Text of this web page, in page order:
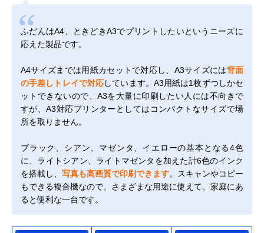
ふだんはA4、ときどきA3でプリントしたいというニーズに
応えた製品です。
A4サイズまでは用紙カセットで対応し、A3サイズには背面
の手差しトレイで対応しています。A3用紙は1枚ずつしかセ
ットできないので、A3を大量に印刷したい人には不向きで
すが、A3対応プリンターとしてはコンパクトなサイズで場
所を取りません。
ブラック、シアン、マゼンタ、イエローの基本となる4色
に、ライトシアン、ライトマゼンタを加えた計6色のインク
を搭載し、 写真も高画質で印刷できます。スキャンやコピー
もできる複合機なので、さまざまな用途に使えて、家庭にあ
ると便利な一台です。